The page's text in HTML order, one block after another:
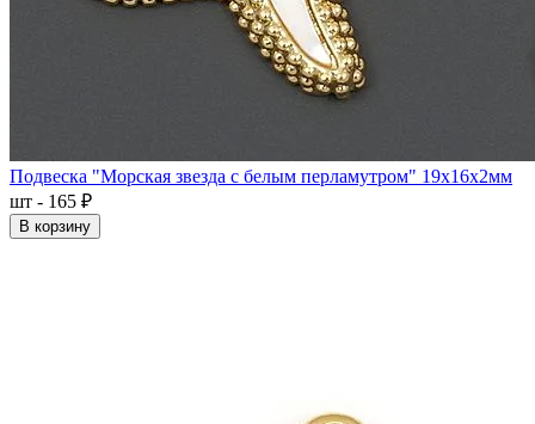
Подвеска "Морская звезда с белым перламутром" 19x16x2мм
шт - 165 ₽
В корзину